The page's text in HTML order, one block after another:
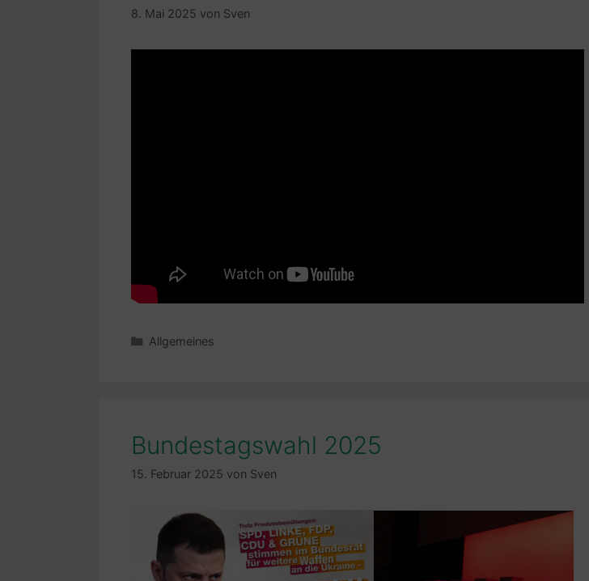
8. Mai 2025 von Sven
Kategorien
Allgemeines
Bundestagswahl 2025
15. Februar 2025 von Sven